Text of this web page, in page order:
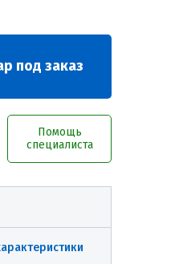
под заказ
Помощь
специалиста